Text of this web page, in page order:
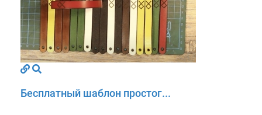
Бесплатный шаблон простог...